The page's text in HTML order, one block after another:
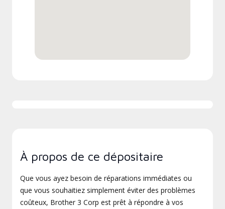
À propos de ce dépositaire
Que vous ayez besoin de réparations immédiates ou
que vous souhaitiez simplement éviter des problèmes
coûteux, Brother 3 Corp est prêt à répondre à vos